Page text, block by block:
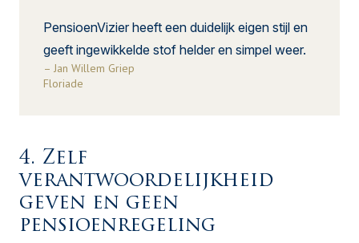
PensioenVizier heeft een duidelijk eigen stijl en
geeft ingewikkelde stof helder en simpel weer.
– Jan Willem Griep
Floriade
4. Zelf
verantwoordelijkheid
geven en geen
pensioenregeling